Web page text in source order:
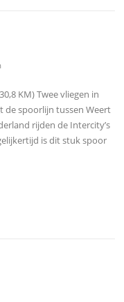
KM) Twee vliegen in
de spoorlijn tussen Weert
rijden de Intercity’s
is dit stuk spoor